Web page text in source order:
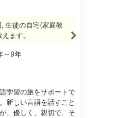
生徒の自宅(家庭教
ます。
～9年
学習の旅をサポートで
新しい言語を話すこと
、優しく、親切で、そ